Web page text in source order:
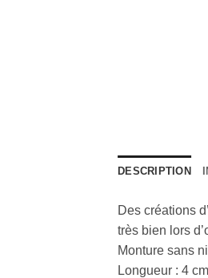
DESCRIPTION
Des créations
très bien lors
Monture sans
Longueur : 4 cm